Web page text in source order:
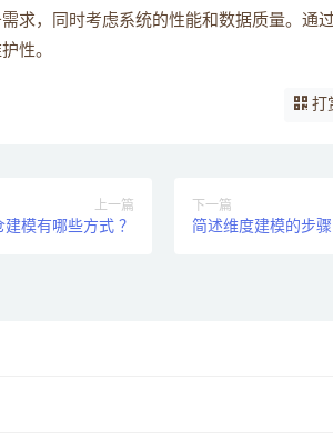
求，同时考虑系统的性能和数据质量。通
性。
打
上一篇
建模有哪些方式 ？
下一篇
简述维度建模的步